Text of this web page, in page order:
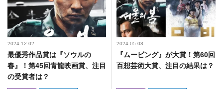
2024.12.02
最優秀作品賞は『ソウルの
春』！第45回青龍映画賞、注目
の受賞者は？
2024.05.08
『ムービング』が大賞！第60回
百想芸術大賞、注目の結果は？